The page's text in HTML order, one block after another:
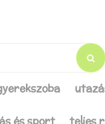
és sport teljes